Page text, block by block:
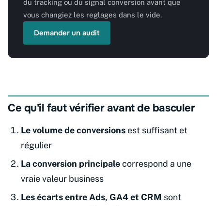
du tracking ou du signal conversion avant que
vous changiez les reglages dans le vide.
Demander un audit
Ce qu'il faut vérifier avant de basculer
Le volume de conversions est suffisant et
régulier
La conversion principalecorrespond a une
vraie valeur business
Les écarts entre Ads, GA4 et CRM sont